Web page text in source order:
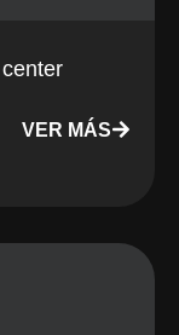
VER MÁS